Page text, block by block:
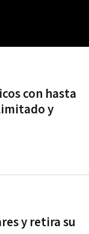
con hasta
y
y retira su